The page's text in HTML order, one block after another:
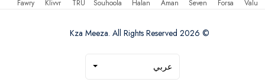
© 2026 Kza Meeza. All Rights Reserved
عربي